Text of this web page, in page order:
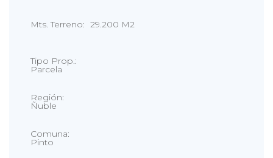
Mts. Terreno: 29.200 M2
Tipo Prop.:
Parcela
Región:
Ñuble
Comuna:
Pinto